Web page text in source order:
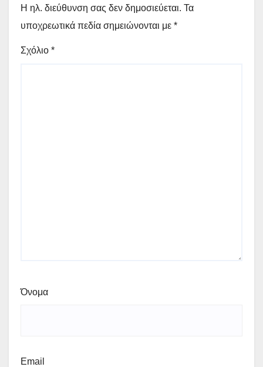
Η ηλ. διεύθυνση σας δεν δημοσιεύεται. Τα
υποχρεωτικά πεδία σημειώνονται με *
Σχόλιο *
Όνομα
Email